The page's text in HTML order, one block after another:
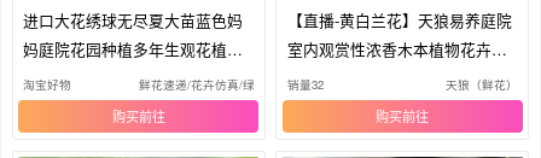
进口大花绣球无尽夏大苗蓝色妈
妈庭院花园种植多年生观花植物
包邮
淘宝好物 鲜花速递/花卉仿真/绿植园艺
购买
【直播-黄白兰花】天狼易养庭院
室内观赏性浓香木本植物花卉盆
栽
销量32 天狼（鲜花）
购买